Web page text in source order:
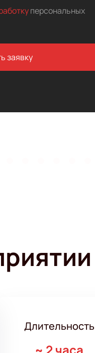
персональных
заявку
Длительность
~ 2 часа